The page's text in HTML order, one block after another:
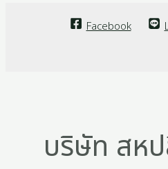
Facebook
บริษัท สห